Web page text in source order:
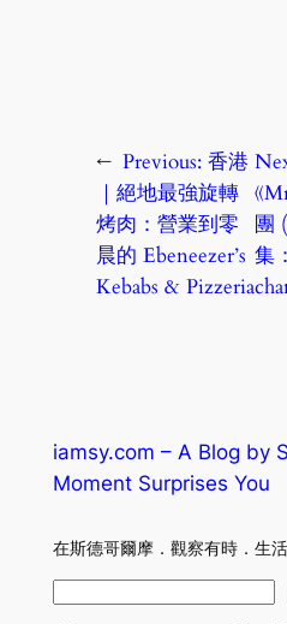
← Previous: 香港
｜絕地最強旋轉
烤肉：營業到零
晨的 Ebeneezer’s
Kebabs & Pizzeria
《
團
集
iamsy.com – A Blog by
Moment Surprises You
在斯德哥爾摩．觀察有時．生